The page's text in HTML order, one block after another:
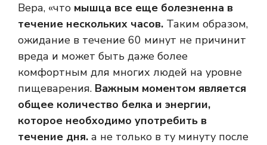
Вера, «что мышца все еще болезненна в
течение нескольких часов. Таким образом,
ожидание в течение 60 минут не причинит
вреда и может быть даже более
комфортным для многих людей на уровне
пищеварения. Важным моментом является
общее количество белка и энергии,
которое необходимо употребить в
течение дня. а не только в ту минуту после